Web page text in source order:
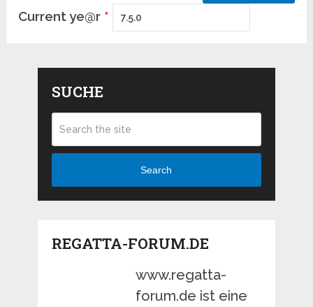
Current ye@r *
SUCHE
Search
REGATTA-FORUM.DE
www.regatta-
forum.de ist eine